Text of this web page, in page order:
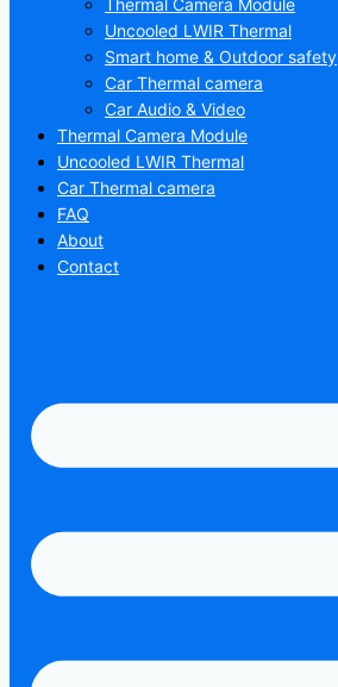
Thermal Camera Module
Uncooled LWIR Thermal
Smart home & Outdoor safety
Car Thermal camera
Car Audio & Video
Thermal Camera Module
Uncooled LWIR Thermal
Car Thermal camera
FAQ
About
Contact